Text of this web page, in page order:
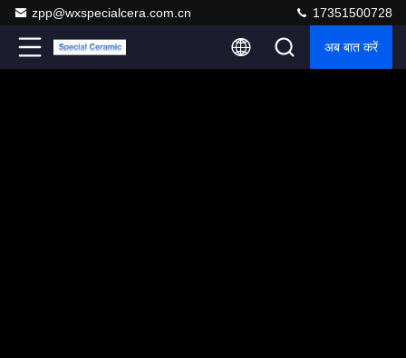
zpp@wxspecialcera.com.cn 17351500728
अब बात करें